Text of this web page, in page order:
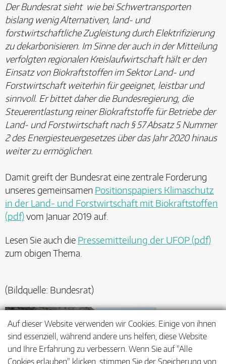
Der Bundesrat sieht  wie bei Schwertransporten 
bislang wenig Alternativen, land- und
forstwirtschaftliche Zugleistung durch Elektrifizierung
zu dekarbonisieren. Im Sinne der auch in der Mitteilung
verfolgten regionalen Kreislaufwirtschaft hält er den
Einsatz von Biokraftstoffen im Sektor Land- und
Forstwirtschaft weiterhin für geeignet, leistbar und
sinnvoll. Er bittet daher die Bundesregierung, die
Steuerentlastung reiner Biokraftstoffe für Betriebe der
Land- und Forstwirtschaft nach § 57 Absatz 5 Nummer
2 des Energiesteuergesetzes über das Jahr 2020 hinaus
weiter zu ermöglichen.
Damit greift der Bundesrat eine zentrale Forderung
unseres gemeinsamen Positionspapiers Klimaschutz
in der Land- und Forstwirtschaft mit Biokraftstoffen
(pdf)vom Januar 2019 auf.
Lesen Sie auch die Pressemitteilung der UFOP (pdf)
zum obigen Thema.
(Bildquelle: Bundesrat)
Auf dieser Website verwenden wir Cookies. Einige von ihnen
sind essenziell, während andere uns helfen, diese Website
und Ihre Erfahrung zu verbessern. Wenn Sie auf "Alle
Cookies erlauben" klicken, stimmen Sie der Speicherung von